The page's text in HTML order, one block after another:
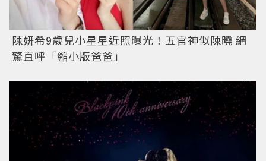
陳妍希9歲兒小星星近照曝光！五官神似陳曉 網
驚直呼「縮小版爸爸」